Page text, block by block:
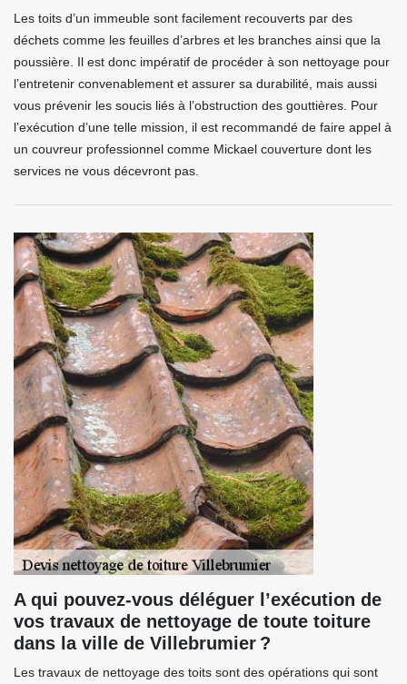
Les toits d’un immeuble sont facilement recouverts par des
déchets comme les feuilles d’arbres et les branches ainsi que la
poussière. Il est donc impératif de procéder à son nettoyage pour
l’entretenir convenablement et assurer sa durabilité, mais aussi
vous prévenir les soucis liés à l’obstruction des gouttières. Pour
l’exécution d’une telle mission, il est recommandé de faire appel à
un couvreur professionnel comme Mickael couverture dont les
services ne vous décevront pas.
A qui pouvez-vous déléguer l’exécution de
vos travaux de nettoyage de toute toiture
dans la ville de Villebrumier ?
Les travaux de nettoyage des toits sont des opérations qui sont